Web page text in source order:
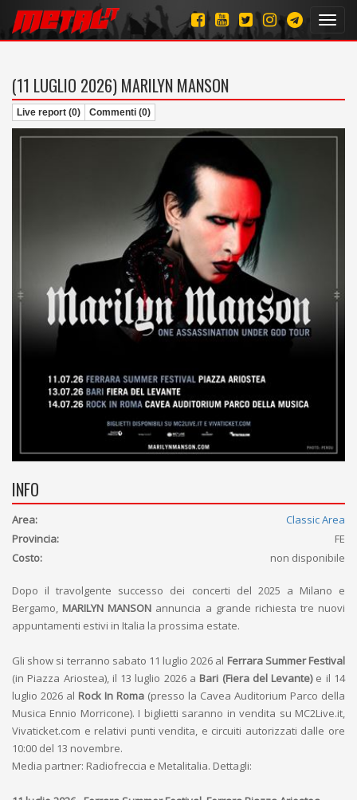
(11 LUGLIO 2026) MARILYN MANSON
Live report (0) Commenti (0)
INFO
Area:
Classic Area
Provincia:
FE
Costo:
non disponibile
Dopo il travolgente successo dei concerti del 2025 a Milano e
Bergamo, MARILYN MANSON annuncia a grande richiesta tre nuovi
appuntamenti estivi in Italia la prossima estate.
Gli show si terranno sabato 11 luglio 2026 al Ferrara Summer Festival
(in Piazza Ariostea), il 13 luglio 2026 a Bari (Fiera del Levante)e il 14
luglio 2026 al Rock In Roma (presso la Cavea Auditorium Parco della
Musica Ennio Morricone). I biglietti saranno in vendita su MC2Live.it,
Vivaticket.com e relativi punti vendita, e circuiti autorizzati dalle ore
10:00 del 13 novembre.
Media partner: Radiofreccia e Metalitalia. Dettagli: